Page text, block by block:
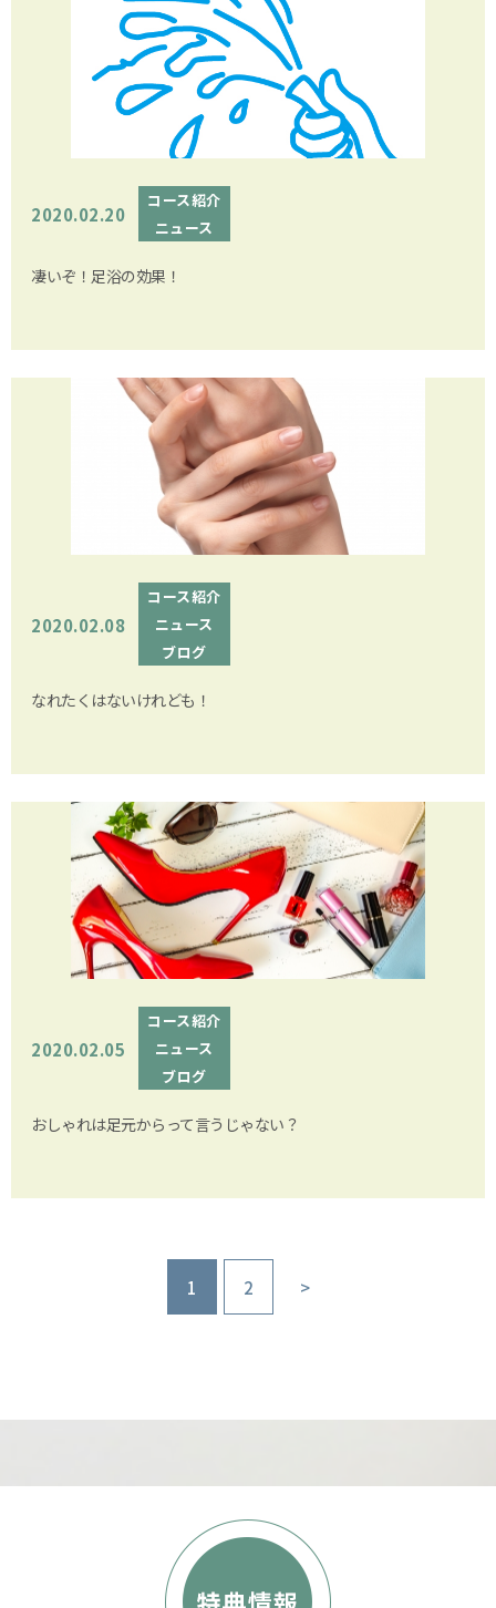
2020.02.20
コース紹介
ニュース
凄いぞ！足浴の効果！
2020.02.08
コース紹介
ニュース
ブログ
なれたくはないけれども！
2020.02.05
コース紹介
ニュース
ブログ
おしゃれは足元からって言うじゃない？
1 2 >